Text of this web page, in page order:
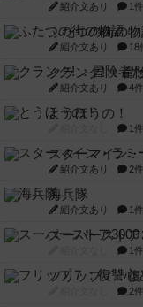
紹介文あり 1
ふたつの街の物
紹介文あり 18
クランク! ：冒
紹介文あり 4
とうほうの！
1
スターマイン
紹介文あり 2
海兵隊
紹介文あり 1
スーパーストア
1
フリップ７：
2